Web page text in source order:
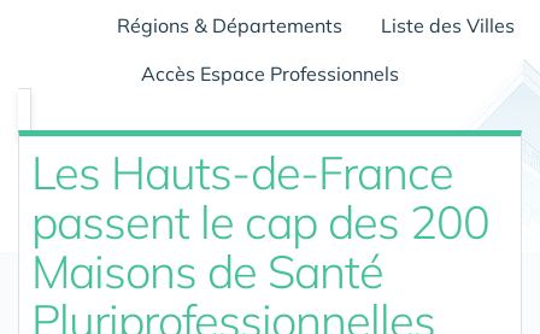
Régions & Départements
Liste des Villes
Accès Espace Professionnels
Les Hauts-de-France
passent le cap des 200
Maisons de Santé
Pluriprofessionnelles